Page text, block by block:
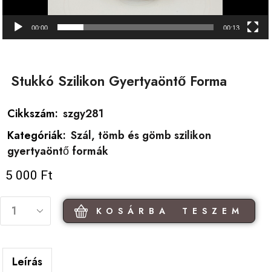
00:00 00:13
Stukkó Szilikon Gyertyaöntő Forma
Cikkszám: szgy281
Kategóriák: Szál, tömb és gömb szilikon
gyertyaöntő formák
5 000 Ft
KOSÁRBA TESZEM
Leírás